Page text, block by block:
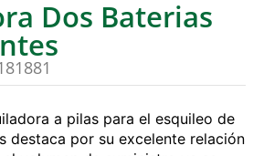
Dos Baterias
a pilas para el esquileo de
destaca por su excelente relación